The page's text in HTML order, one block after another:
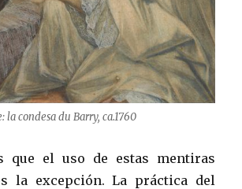
la condesa du Barry, ca.1760
que el uso de estas mentiras
la excepción. La práctica del